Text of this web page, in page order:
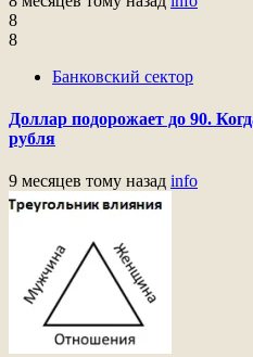
8
8
Банковский сектор
Доллар подорожает до 90.
рубля
9 месяцев тому назад info